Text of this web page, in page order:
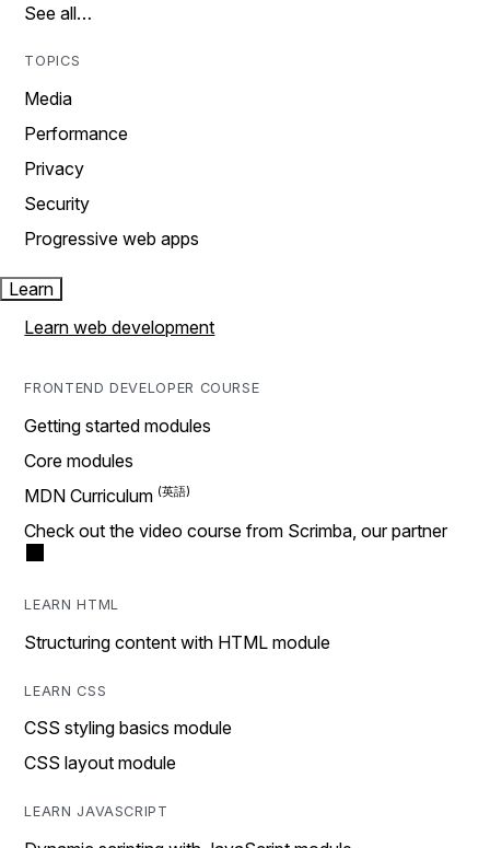
See all…
TOPICS
Media
Performance
Privacy
Security
Progressive web apps
Learn
Learn web development
FRONTEND DEVELOPER COURSE
Getting started modules
Core modules
MDN Curriculum
Check out the video course from Scrimba, our partner
LEARN HTML
Structuring content with HTML module
LEARN CSS
CSS styling basics module
CSS layout module
LEARN JAVASCRIPT